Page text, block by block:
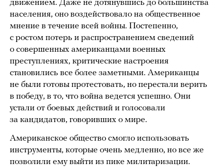
движением. Даже не дотянувшись до большинства
населения, оно воздействовало на общественное
мнение в течение всей войны. Постепенно,
с ростом потерь и распространением сведений
о совершенных американцами военных
преступлениях, критические настроения
становились все более заметными. Американцы
не были готовы протестовать, но перестали верить
в победу, в то, что война ведется успешно. Они
устали от боевых действий и голосовали
за кандидатов, говоривших о мире.
Американское общество смогло использовать
инструменты, которые очень медленно, но все же
позволили ему выйти из пике милитаризации.